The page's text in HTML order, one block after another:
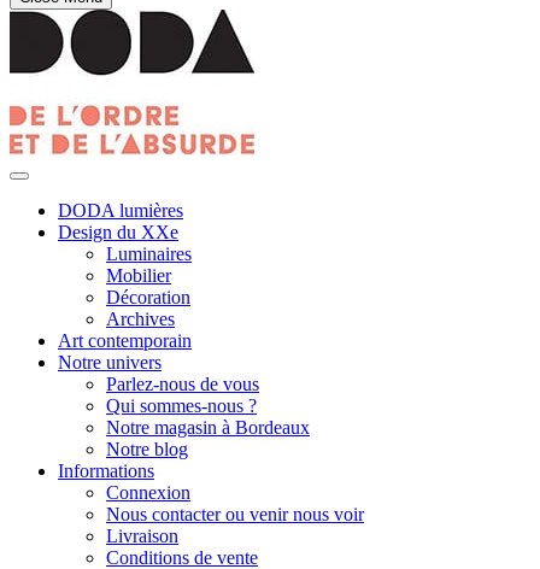
DODA lumières
Design du XXe
Luminaires
Mobilier
Décoration
Archives
Art contemporain
Notre univers
Parlez-nous de vous
Qui sommes-nous ?
Notre magasin à Bordeaux
Notre blog
Informations
Connexion
Nous contacter ou venir nous voir
Livraison
Conditions de vente